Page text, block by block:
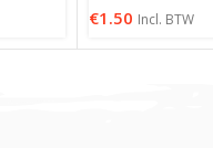
€1.50 Incl. BTW